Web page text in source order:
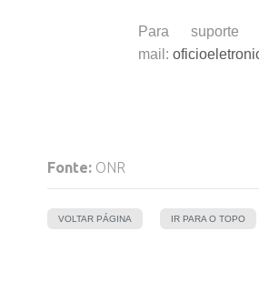
Para
mail:
Fonte: ONR
VOLTAR PÁGINA IR PARA O TOPO